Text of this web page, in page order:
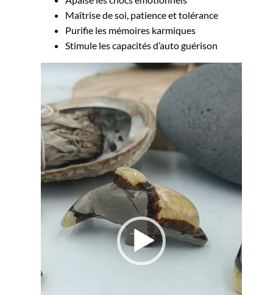
Maîtrise de soi, patience et tolérance
Purifie les mémoires karmiques
Stimule les capacités d’auto guérison